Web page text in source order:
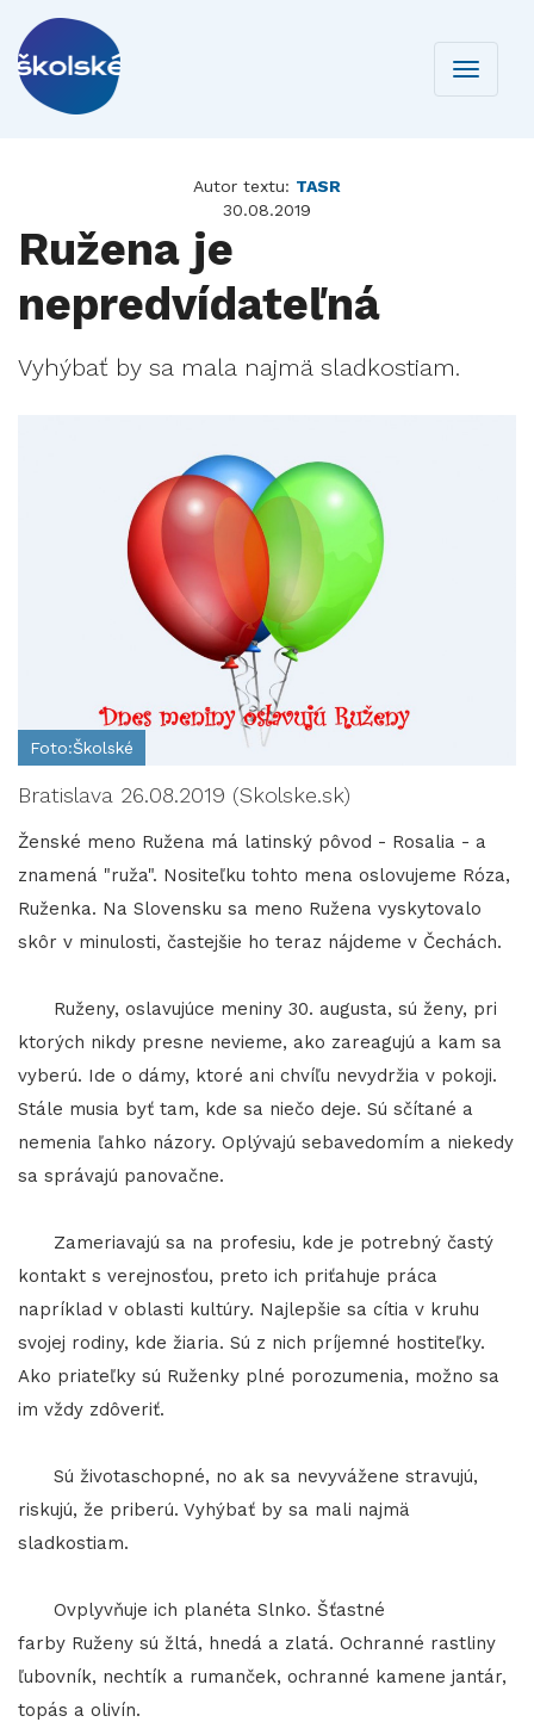
Toggle
Autor textu: TASR
30.08.2019
Ružena je
nepredvídateľná
Vyhýbať by sa mala najmä sladkostiam.
Foto:Školské
Bratislava 26.08.2019 (Skolske.sk)
Ženské meno Ružena má latinský pôvod - Rosalia - a
znamená "ruža". Nositeľku tohto mena oslovujeme Róza,
Ruženka. Na Slovensku sa meno Ružena vyskytovalo
skôr v minulosti, častejšie ho teraz nájdeme v Čechách.
Ruženy, oslavujúce meniny 30. augusta, sú ženy, pri
ktorých nikdy presne nevieme, ako zareagujú a kam sa
vyberú. Ide o dámy, ktoré ani chvíľu nevydržia v pokoji.
Stále musia byť tam, kde sa niečo deje. Sú sčítané a
nemenia ľahko názory. Oplývajú sebavedomím a niekedy
sa správajú panovačne.
Zameriavajú sa na profesiu, kde je potrebný častý
kontakt s verejnosťou, preto ich priťahuje práca
napríklad v oblasti kultúry. Najlepšie sa cítia v kruhu
svojej rodiny, kde žiaria. Sú z nich príjemné hostiteľky.
Ako priateľky sú Ruženky plné porozumenia, možno sa
im vždy zdôveriť.
Sú životaschopné, no ak sa nevyvážene stravujú,
riskujú, že priberú. Vyhýbať by sa mali najmä
sladkostiam.
Ovplyvňuje ich planéta Slnko. Šťastné
farby Ruženy sú žltá, hnedá a zlatá. Ochranné rastliny
ľubovník, nechtík a rumanček, ochranné kamene jantár,
topás a olivín.